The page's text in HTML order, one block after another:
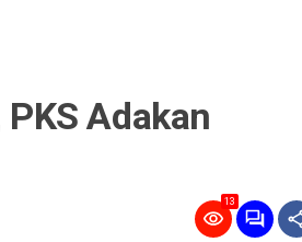
Adakan
13